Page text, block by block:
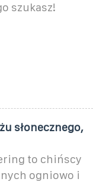
szukasz!
słonecznego,
to chińscy
ogniowo i